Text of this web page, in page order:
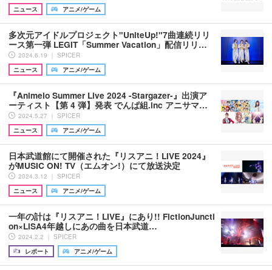
ニュース
アニメ/ゲーム
多次元アイドルプロジェクト"UniteUp!"7曲連続リリ
ース第一弾 LEGIT「Summer Vacation」配信リリ…
2024.6.19 ｜ SPICER
ニュース
アニメ/ゲーム
『Animelo Summer Live 2024 -Stargazer-』出演ア
ーティスト【第 4 弾】発表 でんぱ組.inc アニサマ…
2024.5.27 ｜ SPICER
ニュース
アニメ/ゲーム
日本武道館にて開催された『リスアニ！LIVE 2024』
がMUSIC ON! TV（エムオン!）にて放送決定
2024.3.12 ｜ SPICER
ニュース
アニメ/ゲーム
一年の計は『リスアニ！LIVE』にあり!! FictionJuncti
on×LiSA4年越しにあの曲を日本武道…
2024.2.2 ｜ SPICER
レポート
アニメ/ゲーム